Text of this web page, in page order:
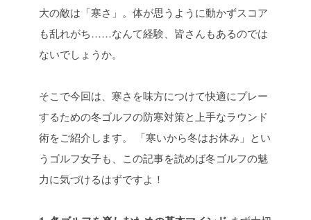
大の敵は「寒さ」。体が思うように動かずスコア
も乱れがち……なんて経験、皆さんもあるのでは
ないでしょうか。
そこで今回は、寒さを味方につけて快適にプレー
するための冬ゴルフの防寒対策と上手なラウンド
術をご紹介します。
「寒いから冬はお休み」とい
うゴルフ女子も、この記事を読めば冬ゴルフの魅
力に気づけるはずですよ！